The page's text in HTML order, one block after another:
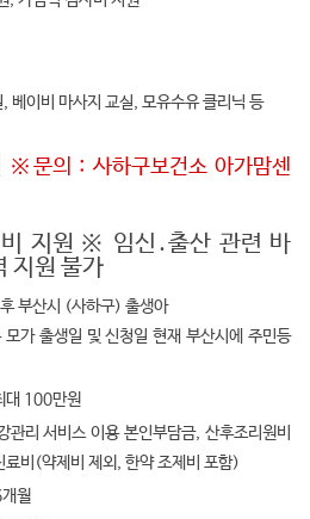
베이비 마사지 교실, 모유수유 클리닉 등
※문의 : 사하구보건소 아가맘센
비 지원 ※ 임신․출산 관련 바
지원 불가
부산시 (사하구) 출생아
가 출생일 및 신청일 현재 부산시에 주민등
대 100만원
리 서비스 이용 본인부담금, 산후조리원비
비(약제비 제외, 한약 조제비 포함)
월